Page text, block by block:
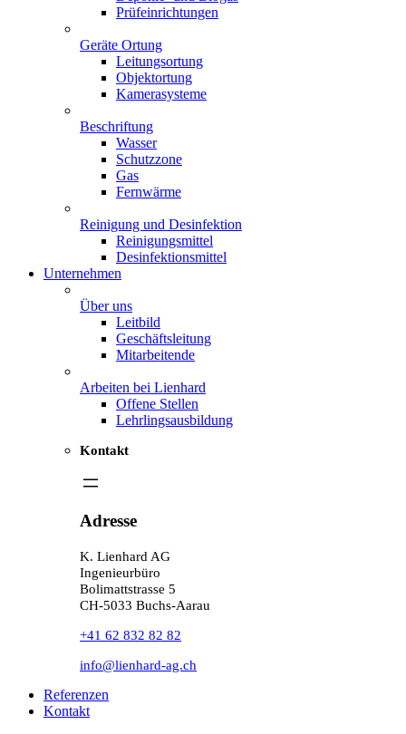
Prüfeinrichtungen
Geräte Ortung
Leitungsortung
Objektortung
Kamerasysteme
Beschriftung
Wasser
Schutzzone
Gas
Fernwärme
Reinigung und Desinfektion
Reinigungsmittel
Desinfektionsmittel
Unternehmen
Über uns
Leitbild
Geschäftsleitung
Mitarbeitende
Arbeiten bei Lienhard
Offene Stellen
Lehrlingsausbildung
Kontakt
Adresse
K. Lienhard AG
Ingenieurbüro
Bolimattstrasse 5
CH-5033 Buchs-Aarau
+41 62 832 82 82
info@lienhard-ag.ch
Referenzen
Kontakt